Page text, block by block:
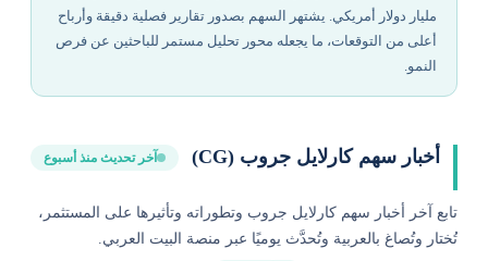
مليار دولار أمريكي. يشتهر السهم بصدور تقارير فصلية دقيقة وأرباح
أعلى من التوقعات، ما يجعله محور تحليل مستمر للباحثين عن فرص
النمو.
أخبار سهم كارلايل جروب (CG) آخر تحديث منذ أسبوع
تابع آخر أخبار سهم كارلايل جروب وتطوراته وتأثيرها على المستثمر،
تُختار وتُصاغ بالعربية وتُحدَّث يوميًا عبر منصة البيت العربي.